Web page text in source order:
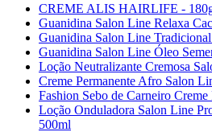
CREME ALIS HAIRLIFE - 180g
Guanidina Salon Line Relaxa
Guanidina Salon Line
Guanidina Salon Line Óleo
Loção Neutralizante Cremosa
Creme Permanente Afro Salon
Fashion Sebo de Carneiro
Loção Onduladora Salon Line
500ml